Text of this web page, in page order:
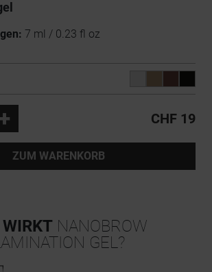
7 ml / 0.23 fl oz
+ CHF 19
ZUM WARENKORB
NANOBROW
GEL?